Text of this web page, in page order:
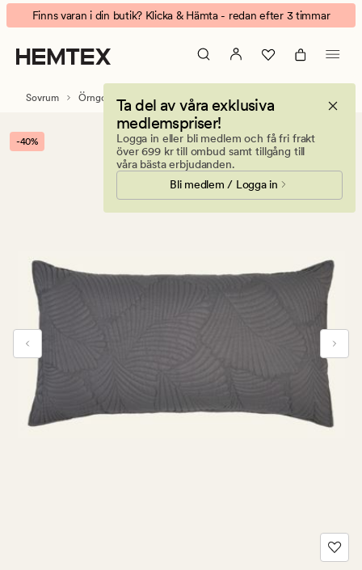
Louie
örngott
grå
Animerad
banner.
Klicka
på
att
pausa.
Finns varan i din butik? Klicka & Hämta - redan efter 3 timmar
Ta del av våra exklusiva
medlemspriser!
Logga in eller bli medlem och få fri frakt
över 699 kr till ombud samt tillgång till
våra bästa erbjudanden.
Bli medlem / Logga in
Sovrum Örngott Hotellörngott
-40%